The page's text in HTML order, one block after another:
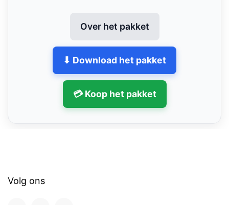
Over het pakket
⬇ Download het pakket
💳 Koop het pakket
Volg ons